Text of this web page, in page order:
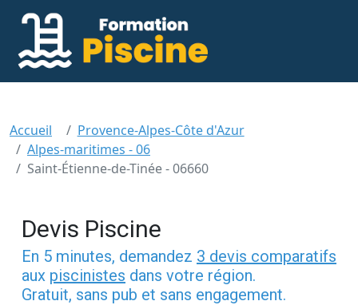
Accueil
Provence-Alpes-Côte d'Azur
Alpes-maritimes - 06
Saint-Étienne-de-Tinée - 06660
Devis Piscine
En 5 minutes, demandez 3 devis comparatifs
aux piscinistes dans votre région.
Gratuit, sans pub et sans engagement.